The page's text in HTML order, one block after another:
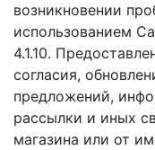
возникновении
использованием
4.1.10.
согласия,
предложений,
рассылки и иных
магазина или от